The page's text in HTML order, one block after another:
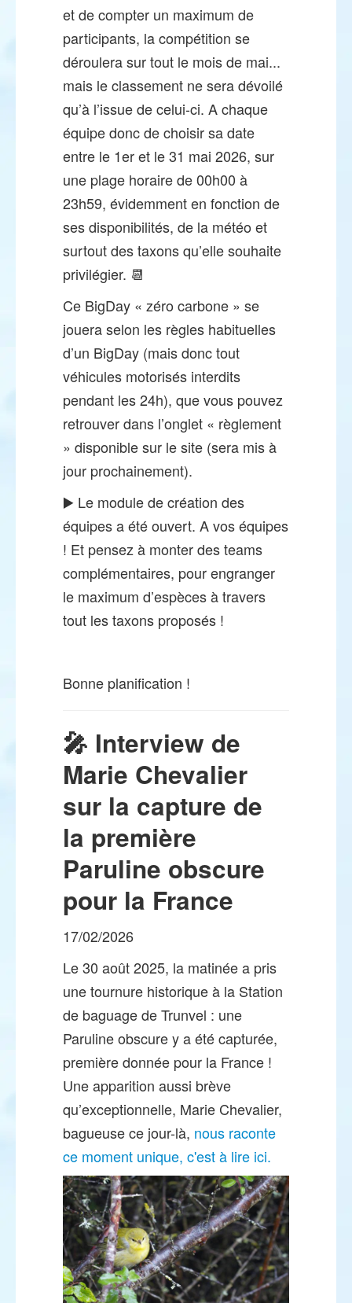
et de compter un maximum de
participants, la compétition se
déroulera sur tout le mois de mai...
mais le classement ne sera dévoilé
qu’à l’issue de celui-ci. A chaque
équipe donc de choisir sa date
entre le 1er et le 31 mai 2026, sur
une plage horaire de 00h00 à
23h59, évidemment en fonction de
ses disponibilités, de la météo et
surtout des taxons qu’elle souhaite
privilégier. 📆
Ce BigDay « zéro carbone » se
jouera selon les règles habituelles
d’un BigDay (mais donc tout
véhicules motorisés interdits
pendant les 24h), que vous pouvez
retrouver dans l’onglet « règlement
» disponible sur le site (sera mis à
jour prochainement).
▶️ Le module de création des
équipes a été ouvert. A vos équipes
! Et pensez à monter des teams
complémentaires, pour engranger
le maximum d’espèces à travers
tout les taxons proposés !
Bonne planification !
🎤 Interview de
Marie Chevalier
sur la capture de
la première
Paruline obscure
pour la France
17/02/2026
Le 30 août 2025, la matinée a pris
une tournure historique à la Station
de baguage de Trunvel : une
Paruline obscure y a été capturée,
première donnée pour la France !
Une apparition aussi brève
qu’exceptionnelle, Marie Chevalier,
bagueuse ce jour-là, nous raconte
ce moment unique, c'est à lire ici.